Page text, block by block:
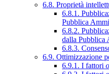
6.8. Proprietà
6.8.1.
Pubblica
6.8.2.
dalla Pubblica
6.8.3.
6.9. Ottimizzazione
6.9.1. I fattori